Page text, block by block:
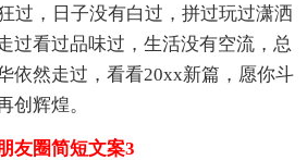
过，日子没有白过，拼过玩过潇洒
过看过品味过，生活没有空流，总
依然走过，看看20xx新篇，愿你斗
创辉煌。
圈简短文案3